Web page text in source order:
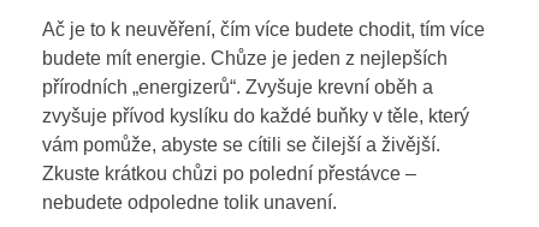
Ač je to k neuvěření, čím více budete chodit, tím více
budete mít energie. Chůze je jeden z nejlepších
přírodních „energizerů“. Zvyšuje krevní oběh a
zvyšuje přívod kyslíku do každé buňky v těle, který
vám pomůže, abyste se cítili se čilejší a živější.
Zkuste krátkou chůzi po polední přestávce –
nebudete odpoledne tolik unavení.